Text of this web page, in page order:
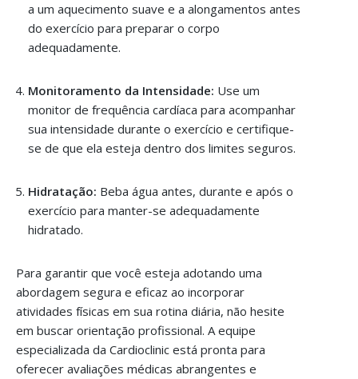
a um aquecimento suave e a alongamentos antes
do exercício para preparar o corpo
adequadamente.
Monitoramento da Intensidade: Use um
monitor de frequência cardíaca para acompanhar
sua intensidade durante o exercício e certifique-
se de que ela esteja dentro dos limites seguros.
Hidratação: Beba água antes, durante e após o
exercício para manter-se adequadamente
hidratado.
Para garantir que você esteja adotando uma
abordagem segura e eficaz ao incorporar
atividades físicas em sua rotina diária, não hesite
em buscar orientação profissional. A equipe
especializada da Cardioclinic está pronta para
oferecer avaliações médicas abrangentes e